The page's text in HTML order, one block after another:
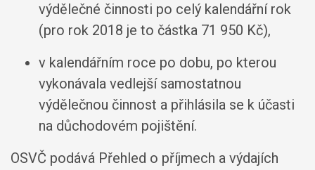
výdělečné činnosti po celý kalendářní rok
(pro rok 2018 je to částka 71 950 Kč),
v kalendářním roce po dobu, po kterou
vykonávala vedlejší samostatnou
výdělečnou činnost a přihlásila se k účasti
na důchodovém pojištění.
OSVČ podává Přehled o příjmech a výdajích